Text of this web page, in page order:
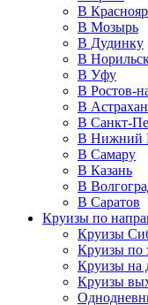
В
В Мозырь
В Дудинку
В
В Уфу
В Ростов-
В
В Санкт-
В Нижний
В Самару
В Казань
В
В Саратов
Круизы по
Круизы
Круизы по
Круизы на
Круизы